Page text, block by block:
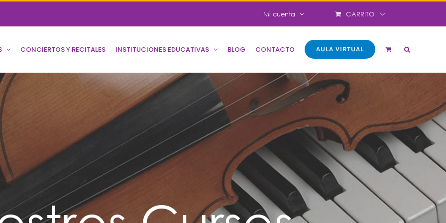
Mi cuenta CARRITO
CONCIERTOS Y RECITALES INSTITUCIONES EDUCATIVAS BLOG CONTACTO AULA VIRTUAL